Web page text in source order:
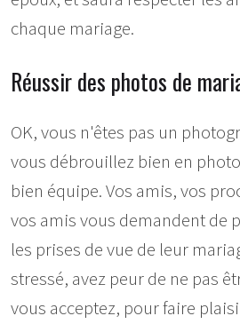
chaque mariage.
Réussir des photos de
OK, vous n'êtes pas un
vous débrouillez bien en
bien équipe. Vos amis, vos
vos amis vous demandent de
les prises de vue de leur
stressé, avez peur de ne pas
vous acceptez, pour faire